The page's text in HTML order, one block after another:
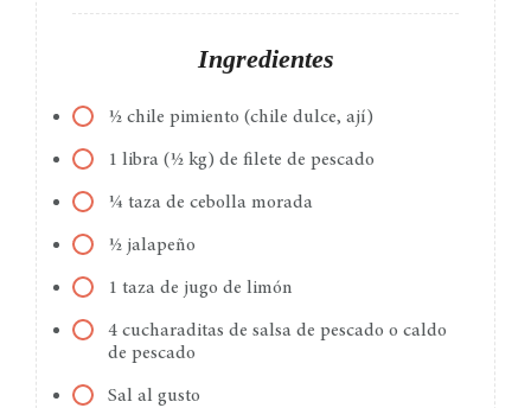
Ingredientes
½ chile pimiento (chile dulce, ají)
1 libra (½ kg) de filete de pescado
¼ taza de cebolla morada
½ jalapeño
1 taza de jugo de limón
4 cucharaditas de salsa de pescado o caldo
de pescado
Sal al gusto